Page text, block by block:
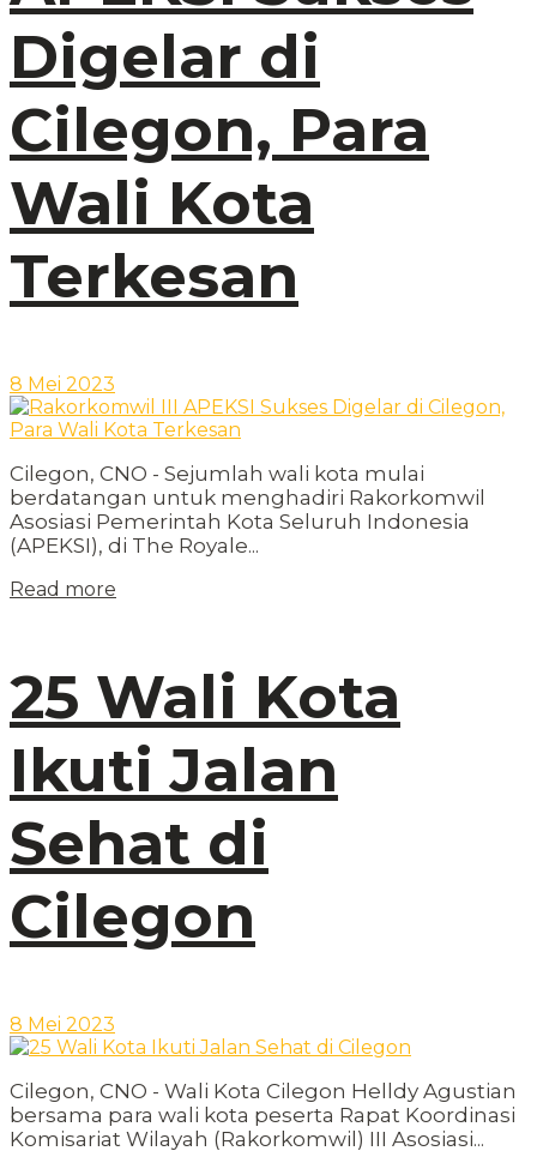
Digelar di
Cilegon, Para
Wali Kota
Terkesan
8 Mei 2023
Cilegon, CNO - Sejumlah wali kota mulai
berdatangan untuk menghadiri Rakorkomwil
Asosiasi Pemerintah Kota Seluruh Indonesia
(APEKSI), di The Royale...
Read more
25 Wali Kota
Ikuti Jalan
Sehat di
Cilegon
8 Mei 2023
Cilegon, CNO - Wali Kota Cilegon Helldy Agustian
bersama para wali kota peserta Rapat Koordinasi
Komisariat Wilayah (Rakorkomwil) III Asosiasi...